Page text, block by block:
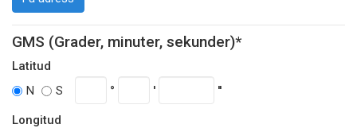
GMS (Grader, minuter, sekunder)*
Latitud
N
S ° ' ''
Longitud